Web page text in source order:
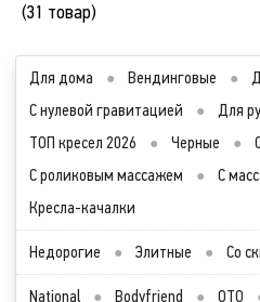
(31 товар)
Для дома ● Вендинговые ●
С нулевой гравитацией
● Для
ТОП кресел 2026
● Черные ●
С роликовым массажем
● С
Кресла-качалки
Недорогие ● Элитные ● Со
National ● Bodyfriend ● OTO